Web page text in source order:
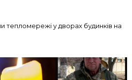
тепломережі у дворах будинків на